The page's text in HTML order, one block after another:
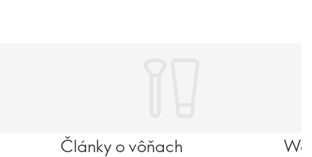
Články o vôňach